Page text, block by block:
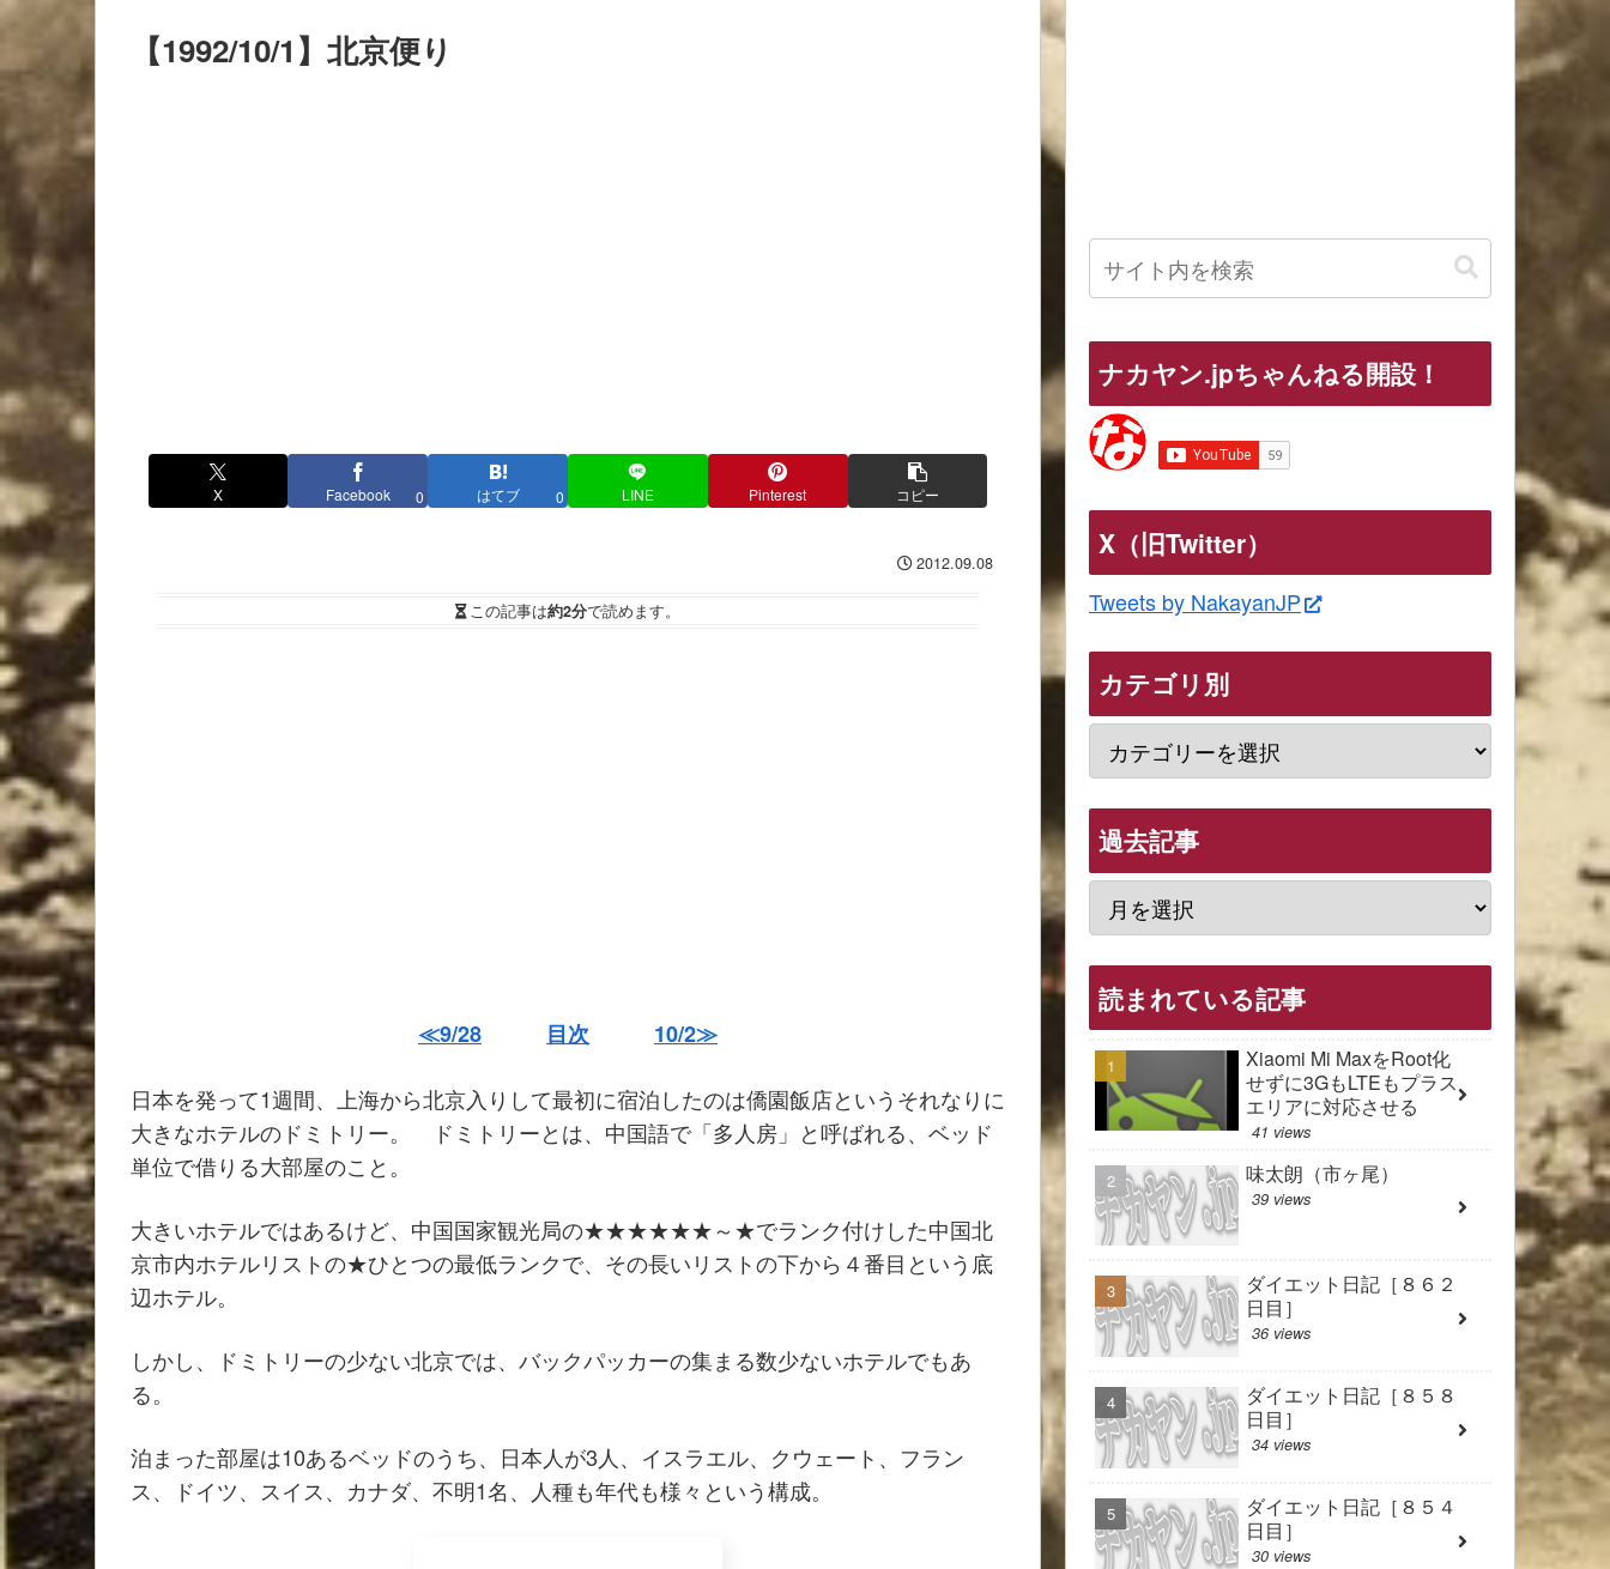
【1992/10/1】北京便り
X Facebook 0 はてブ 0 LINE Pinterest コピー
2012.09.08
この記事は約2分で読めます。
≪9/28 目次 10/2≫
日本を発って1週間、上海から北京入りして最初に宿泊したのは僑園飯店というそれなりに
大きなホテルのドミトリー。 ドミトリーとは、中国語で「多人房」と呼ばれる、ベッド
単位で借りる大部屋のこと。
大きいホテルではあるけど、中国国家観光局の★★★★★★～★でランク付けした中国北
京市内ホテルリストの★ひとつの最低ランクで、その長いリストの下から４番目という底
辺ホテル。
しかし、ドミトリーの少ない北京では、バックパッカーの集まる数少ないホテルでもあ
る。
泊まった部屋は10あるベッドのうち、日本人が3人、イスラエル、クウェート、フラン
ス、ドイツ、スイス、カナダ、不明1名、人種も年代も様々という構成。
ナカヤン.jpちゃんねる開設！
X（旧Twitter）
Tweets by NakayanJP
カテゴリ別
過去記事
読まれている記事
Xiaomi Mi MaxをRoot化
せずに3GもLTEもプラス
エリアに対応させる
41 views
味太朗（市ヶ尾）
39 views
ダイエット日記［８６２
日目］
36 views
ダイエット日記［８５８
日目］
34 views
ダイエット日記［８５４
日目］
30 views